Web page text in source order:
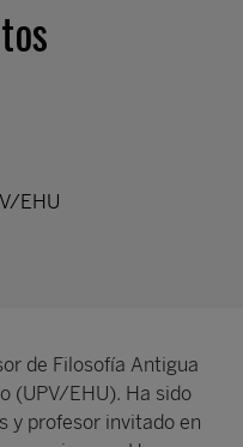
EHU
de Filosofía Antigua
(UPV/EHU). Ha sido
y profesor invitado en